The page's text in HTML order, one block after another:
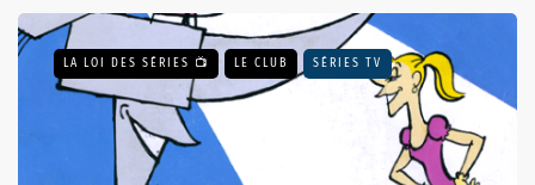
LA LOI DES SÉRIES 📺 LE CLUB SÉRIES TV